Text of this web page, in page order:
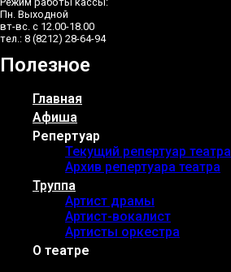
Пн. Выходной
вт-вс. с 12.00-18.00
тел.: 8 (8212) 28-64-94
Полезное
Главная
Афиша
Репертуар
Текущий репертуар театра
Архив репертуара театра
Труппа
Артист драмы
Артист-вокалист
Артисты оркестра
О театре